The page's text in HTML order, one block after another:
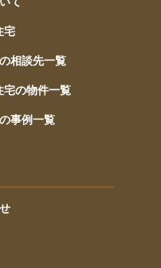
宅
相談先一覧
宅の物件一覧
事例一覧